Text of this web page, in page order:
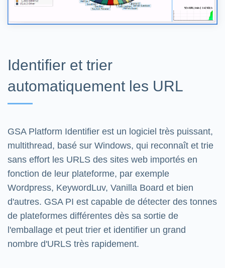
Identifier et trier
automatiquement les URL
GSA Platform Identifier est un logiciel très puissant,
multithread, basé sur Windows, qui reconnaît et trie
sans effort les URLS des sites web importés en
fonction de leur plateforme, par exemple
Wordpress, KeywordLuv, Vanilla Board et bien
d'autres. GSA PI est capable de détecter des tonnes
de plateformes différentes dès sa sortie de
l'emballage et peut trier et identifier un grand
nombre d'URLS très rapidement.